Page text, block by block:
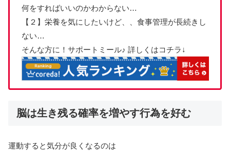
何をすればいいのかわからない…
【２】栄養を気にしたいけど、、食事管理が長続きし
ない…
そんな方に！サポートミール♪ 詳しくはコチラ↓
脳は生き残る確率を増やす行為を好む
運動すると気分が良くなるのは